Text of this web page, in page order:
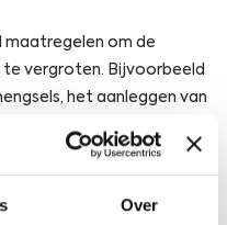
Over
maatregelen om de
vergroten. Bijvoorbeeld
het aanleggen van
vergroenen van wijken en
en daarmee de